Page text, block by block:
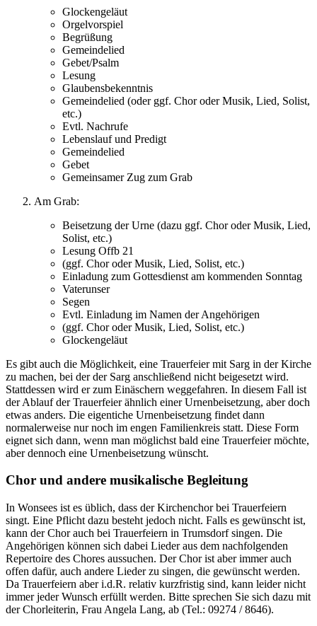
Glockengeläut
Orgelvorspiel
Begrüßung
Gemeindelied
Gebet/Psalm
Lesung
Glaubensbekenntnis
Gemeindelied (oder ggf. Chor oder Musik, Lied, Solist,
etc.)
Evtl. Nachrufe
Lebenslauf und Predigt
Gemeindelied
Gebet
Gemeinsamer Zug zum Grab
Am Grab:
Beisetzung der Urne (dazu ggf. Chor oder Musik, Lied,
Solist, etc.)
Lesung Offb 21
(ggf. Chor oder Musik, Lied, Solist, etc.)
Einladung zum Gottesdienst am kommenden Sonntag
Vaterunser
Segen
Evtl. Einladung im Namen der Angehörigen
(ggf. Chor oder Musik, Lied, Solist, etc.)
Glockengeläut
Es gibt auch die Möglichkeit, eine Trauerfeier mit Sarg in der Kirche
zu machen, bei der der Sarg anschließend nicht beigesetzt wird.
Stattdessen wird er zum Einäschern weggefahren. In diesem Fall ist
der Ablauf der Trauerfeier ähnlich einer Urnenbeisetzung, aber doch
etwas anders. Die eigentiche Urnenbeisetzung findet dann
normalerweise nur noch im engen Familienkreis statt. Diese Form
eignet sich dann, wenn man möglichst bald eine Trauerfeier möchte,
aber dennoch eine Urnenbeisetzung wünscht.
Chor und andere musikalische Begleitung
In Wonsees ist es üblich, dass der Kirchenchor bei Trauerfeiern
singt. Eine Pflicht dazu besteht jedoch nicht. Falls es gewünscht ist,
kann der Chor auch bei Trauerfeiern in Trumsdorf singen. Die
Angehörigen können sich dabei Lieder aus dem nachfolgenden
Repertoire des Chores aussuchen. Der Chor ist aber immer auch
offen dafür, auch andere Lieder zu singen, die gewünscht werden.
Da Trauerfeiern aber i.d.R. relativ kurzfristig sind, kann leider nicht
immer jeder Wunsch erfüllt werden. Bitte sprechen Sie sich dazu mit
der Chorleiterin, Frau Angela Lang, ab (Tel.: 09274 / 8646).